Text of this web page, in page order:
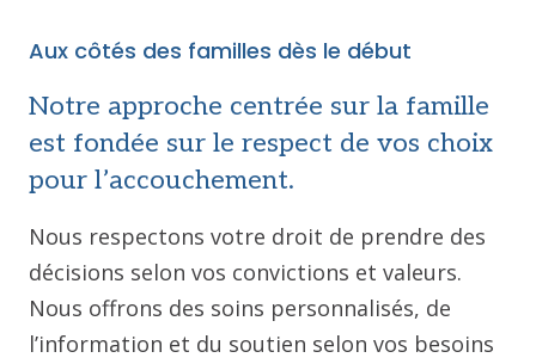
Aux côtés des familles dès le début
Notre approche centrée sur la famille
est fondée sur le respect de vos choix
pour l’accouchement.
Nous respectons votre droit de prendre des
décisions selon vos convictions et valeurs.
Nous offrons des soins personnalisés, de
l’information et du soutien selon vos besoins